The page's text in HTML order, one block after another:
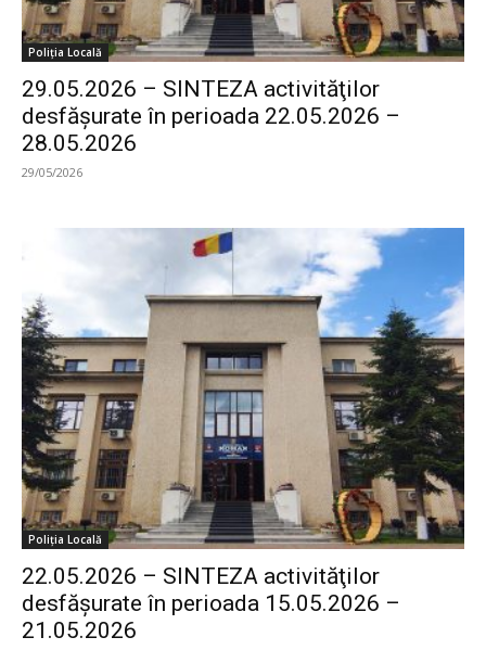
Poliția Locală
29.05.2026 – SINTEZA activităţilor
desfăşurate în perioada 22.05.2026 –
28.05.2026
29/05/2026
Poliția Locală
22.05.2026 – SINTEZA activităţilor
desfăşurate în perioada 15.05.2026 –
21.05.2026